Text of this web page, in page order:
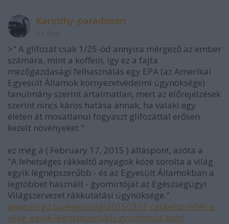
Karinthy-paradoxon
>" A glifozát csak 1/25-öd annyira mérgező az ember
számára, mint a koffein, így ez a fajta
mezőgazdasági felhasználás egy EPA (az Amerikai
Egyesült Államok környezetvédelmi ügynöksége)
tanulmány szerint ártalmatlan, mert az előrejelzések
szerint nincs káros hatása annak, ha valaki egy
életen át mosatlanul fogyaszt glifozáttal erősen
kezelt növényeket."
ez még a ( February 17, 2015 ) álláspont, azóta a
"A lehetséges rákkeltő anyagok közé sorolta a világ
egyik legnépszerűbb - és az Egyesült Államokban a
legtöbbet használt - gyomirtóját az Egészségügyi
Világszervezet rákkutatási ügynöksége."
www.origo.hu/egeszseg/20150323-rakkelto-lehet-a-
vilag-egyik-legnepszerubb-gyomirtoja.html